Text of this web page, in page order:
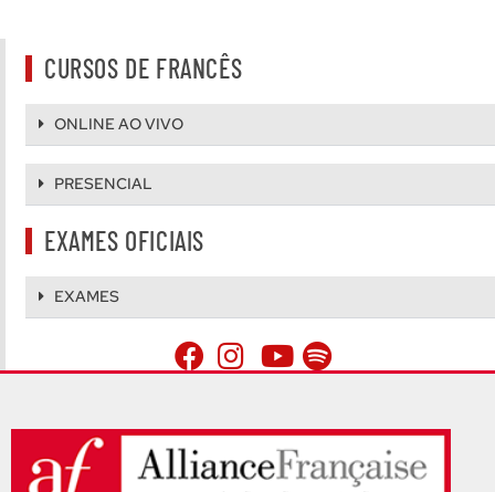
CURSOS DE FRANCÊS
ONLINE AO VIVO
PRESENCIAL
EXAMES OFICIAIS
EXAMES